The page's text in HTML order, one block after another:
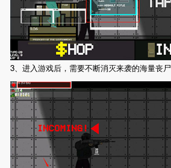
3、进入游戏后，需要不断消灭来袭的海量丧尸